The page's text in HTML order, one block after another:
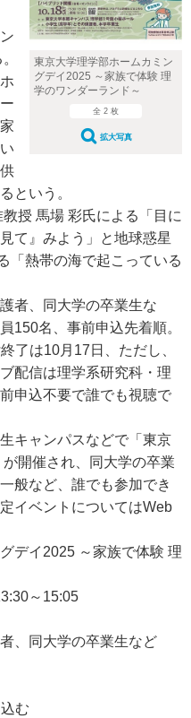
東京大学理学部ホームカミン
グデイ2025 ～家族で体験 理
学のワンダーランド～
全 2 枚
拡大写真
という。
授 馬場 彩氏による「目に
て』みよう」と地球惑星
「熱帯の海で起こっている
者、同大学の卒業生な
150名、事前申込先着順。
了は10月17日、ただし、
配信は理学系研究科・理
申込不要で誰でも視聴で
キャンパスなどで「東京
開催され、同大学の卒業
般など、誰でも参加でき
イベントについてはWeb
デイ2025 ～家族で体験 理
～15:05
、同大学の卒業生など
む